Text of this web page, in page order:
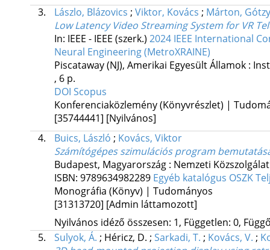
3.
Lászlo, Blázovics ; Viktor, Kovács ; Márton, Gótzy
Low Latency Video Streaming System for VR
In: IEEE - IEEE (szerk.) 2024 IEEE International
Neural Engineering (MetroXRAINE)
Piscataway (NJ), Amerikai Egyesült Államok :
, 6 p.
DOI Scopus
Konferenciaközlemény (Könyvrészlet) |
[35744441] [Nyilvános]
4.
Buics, László ; Kovács, Viktor
Számítógépes szimulációs program
Budapest, Magyarország : Nemzeti
ISBN: 9789634982289 Egyéb katalógus OSZK
Monográfia (Könyv) | Tudományos
[31313720] [Admin láttamozott]
Nyilvános idéző összesen: 1, Független: 0,
5.
Sulyok, Á. ; Héricz, D. ; Sarkadi, T. ; Kovács, V. ;